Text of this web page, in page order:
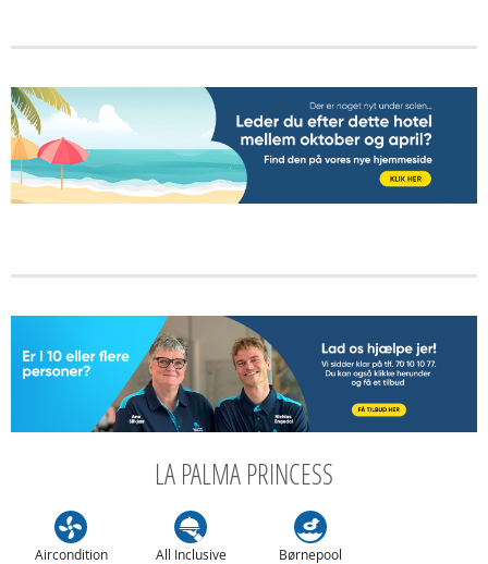
LA PALMA PRINCESS
Aircondition All Inclusive Børnepool